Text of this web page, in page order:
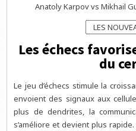
Anatoly Karpov vs Mikhail
Les échecs
du
Le jeu d’échecs stimule la
envoient des signaux aux
plus de dendrites, la
s’améliore et devient plus